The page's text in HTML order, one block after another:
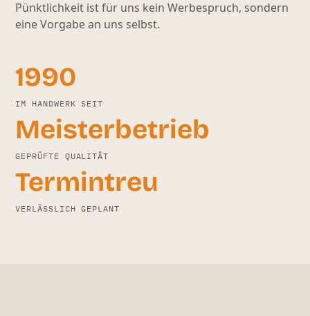
Pünktlichkeit ist für uns kein Werbespruch, sondern
eine Vorgabe an uns selbst.
1990
IM HANDWERK SEIT
Meister­betrieb
GEPRÜFTE QUALITÄT
Termin­treu
VERLÄSSLICH GEPLANT